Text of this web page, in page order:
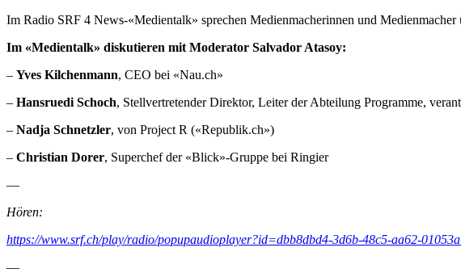
Im Radio SRF 4 News-«Medientalk» sprechen Medienmacherinnen und
Im «Medientalk» diskutieren mit Moderator Salvador Atasoy:
– Yves Kilchenmann, CEO bei «Nau.ch»
– Hansruedi Schoch, Stellvertretender Direktor, Leiter der Abteilung Programme,
– Nadja Schnetzler, von Project R («Republik.ch»)
– Christian Dorer, Superchef der «Blick»-Gruppe bei Ringier
—
Hören:
https://www.srf.ch/play/radio/popupaudioplayer?id=dbb8dbd4-3d6b-48c5-aa62-
—